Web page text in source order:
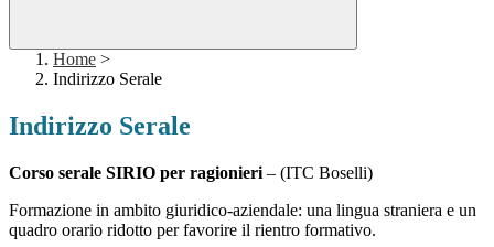
Home >
Indirizzo Serale
Indirizzo Serale
Corso serale SIRIO per ragionieri – (ITC Boselli)
Formazione in ambito giuridico-aziendale: una lingua straniera e un
quadro orario ridotto per favorire il rientro formativo.